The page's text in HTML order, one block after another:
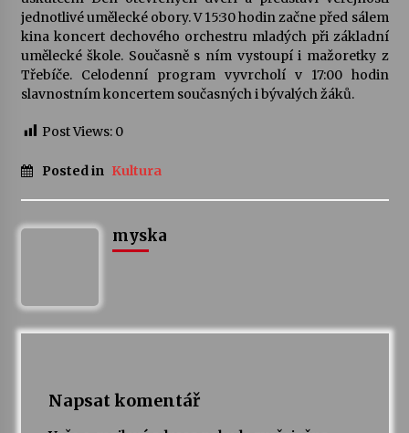
Pozvánka na integrační festival Quijotova
šedesátka: 28. 7.–1. 8. 2026
28. 7. 2026
Votavžatský ploty
23. 7. 2026
17. 7. 2026
jednotlivé umělecké obory. V 15:30 hodin začne před sálem
kina koncert dechového orchestru mladých při základní
umělecké škole. Současně s ním vystoupí i mažoretky z
Třebíče. Celodenní program vyvrcholí v 17:00 hodin
slavnostním koncertem současných i bývalých žáků.
Post Views: 0
Posted in Kultura
myska
Napsat komentář